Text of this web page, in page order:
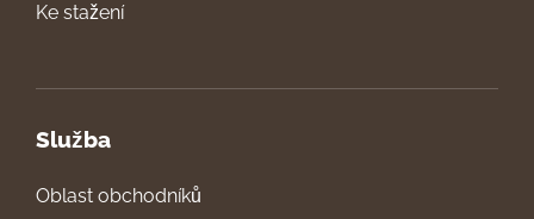
Ke stažení
Služba
Oblast obchodníků